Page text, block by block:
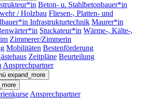
Beton- u. Stahlbetonbauer*in
/ Holzbau Fliesen-, Platten- und
Infrastrukturtechnik Maurer*in
Stuckateur*in Wärme-, Kälte-,
Zimmerer/Zimmerin
Mobilitäten Bestenförderung
Zeitpläne Beurteilung
Ansprechpartner
expand_more
Ansprechpartner